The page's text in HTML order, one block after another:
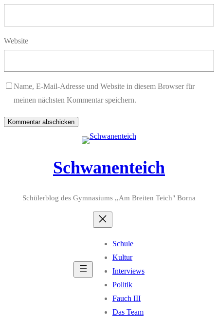
Website
Name, E-Mail-Adresse und Website in diesem Browser für
meinen nächsten Kommentar speichern.
Schwanenteich
Schülerblog des Gymnasiums ,,Am Breiten Teich" Borna
Schule
Kultur
Interviews
Politik
Fauch III
Das Team